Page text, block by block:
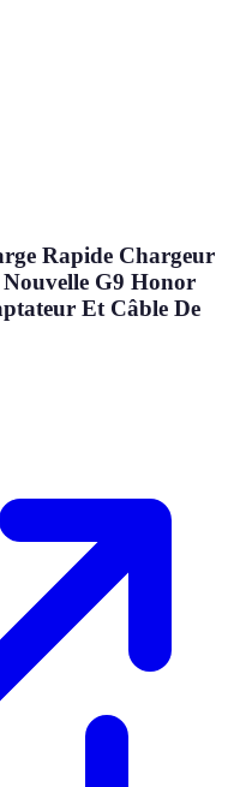
Rapide Chargeur
G9 Honor
Et Câble De